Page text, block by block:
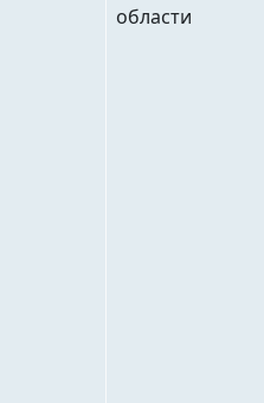
области